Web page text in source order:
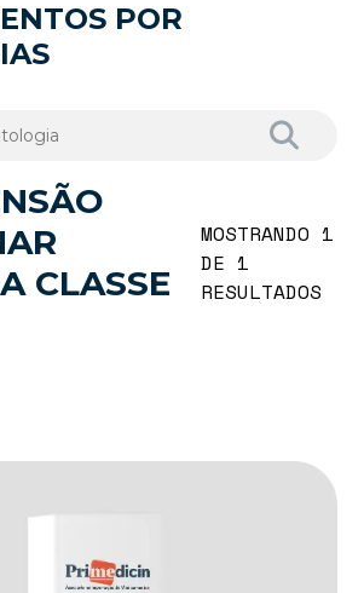
POR
CLASSE
MOSTRANDO 1
DE 1
RESULTADOS